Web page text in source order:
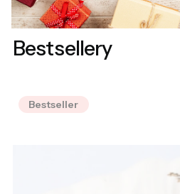
Bestsellery
Bestseller